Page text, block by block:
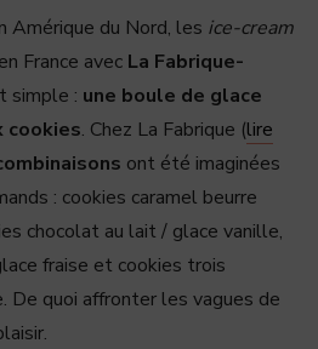
Amérique du Nord, les ice-cream
France avec La Fabrique-
simple : une boule de glace
cookies. Chez La Fabrique (lire
ont été imaginées
: cookies caramel beurre
chocolat au lait / glace vanille,
fraise et cookies trois
De quoi affronter les vagues de